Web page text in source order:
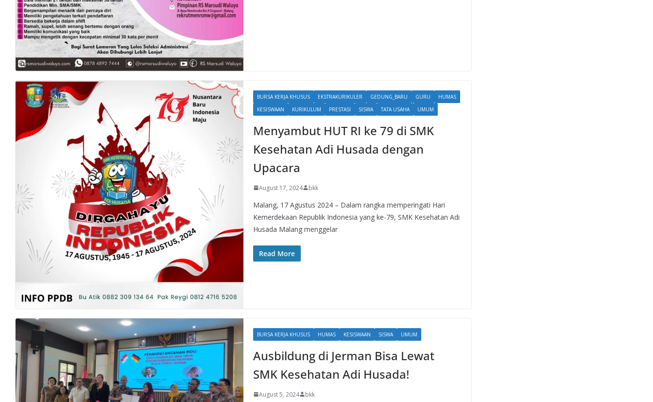
BURSA KERJA KHUSUS EKSTRAKURIKULER GEDUNG_BARU GURU
HUMAS
KESISWAAN
KURIKULUM PRESTASI SISWA TATA USAHA UMUM
Menyambut HUT RI ke 79 di SMK
Kesehatan Adi Husada dengan
Upacara
August 17, 2024 bkk
Malang, 17 Agustus 2024 – Dalam rangka memperingati Hari
Kemerdekaan Republik Indonesia yang ke-79, SMK Kesehatan Adi
Husada Malang menggelar
Read More
BURSA KERJA KHUSUS HUMAS KESISWAAN SISWA UMUM
Ausbildung di Jerman Bisa Lewat
SMK Kesehatan Adi Husada!
August 5, 2024 bkk